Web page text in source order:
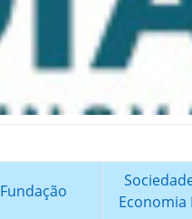
Fundação
Economia